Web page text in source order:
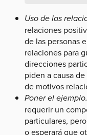
Uso de las
relaciones
de las personas
relaciones para
direcciones
piden a causa
de motivos
Poner el ejemplo.
requerir un
particulares,
o esperará que